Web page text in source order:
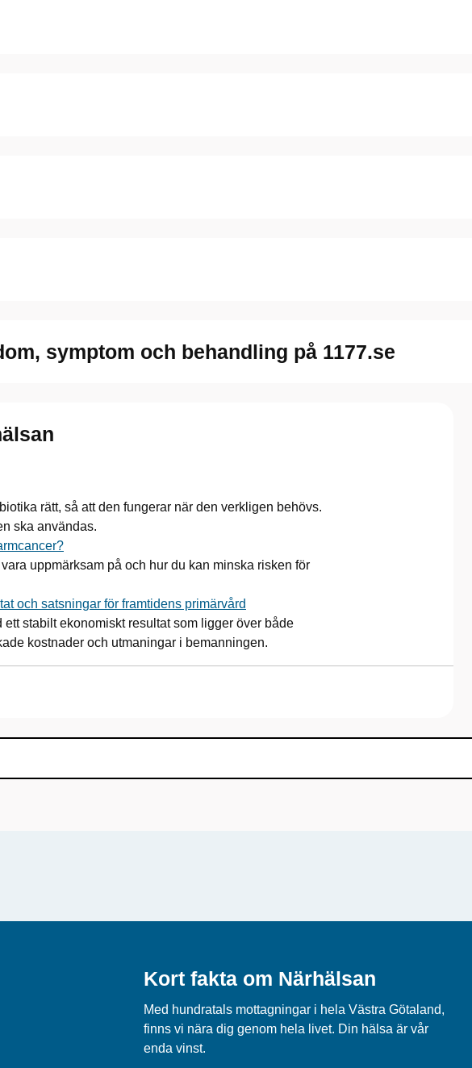
symptom och behandling på 1177.se
rätt, så att den fungerar när den verkligen behövs.
ska användas.
uppmärksam på och hur du kan minska risken för
och satsningar för framtidens primärvård
stabilt ekonomiskt resultat som ligger över både
kostnader och utmaningar i bemanningen.
Kort fakta om Närhälsan
Med hundratals mottagningar i hela Västra Götaland,
finns vi nära dig genom hela livet. Din hälsa är vår
enda vinst.